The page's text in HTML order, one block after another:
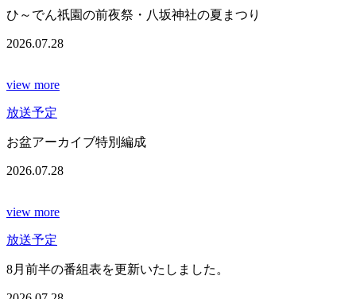
ひ～でん祇園の前夜祭・八坂神社の夏まつり
2026.07.28
view more
放送予定
お盆アーカイブ特別編成
2026.07.28
view more
放送予定
8月前半の番組表を更新いたしました。